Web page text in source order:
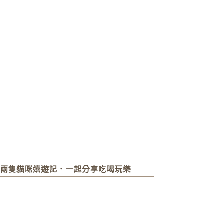
兩隻貓咪嬉遊記．一起分享吃喝玩樂